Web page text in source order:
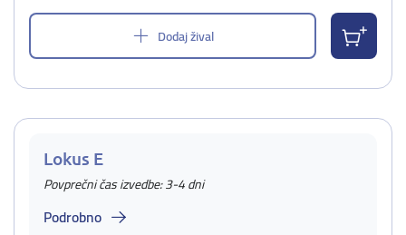
Dodaj žival
Lokus E
Povprečni čas izvedbe: 3-4 dni
Podrobno